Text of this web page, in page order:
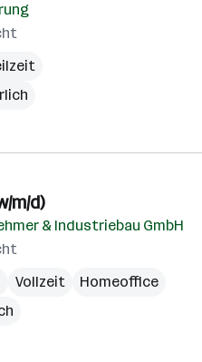
m/d)
& Industriebau GmbH
Vollzeit
Homeoffice